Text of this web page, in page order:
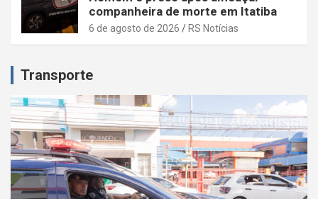
companheira de morte em Itatiba
6 de agosto de 2026 RS Notícias
Transporte